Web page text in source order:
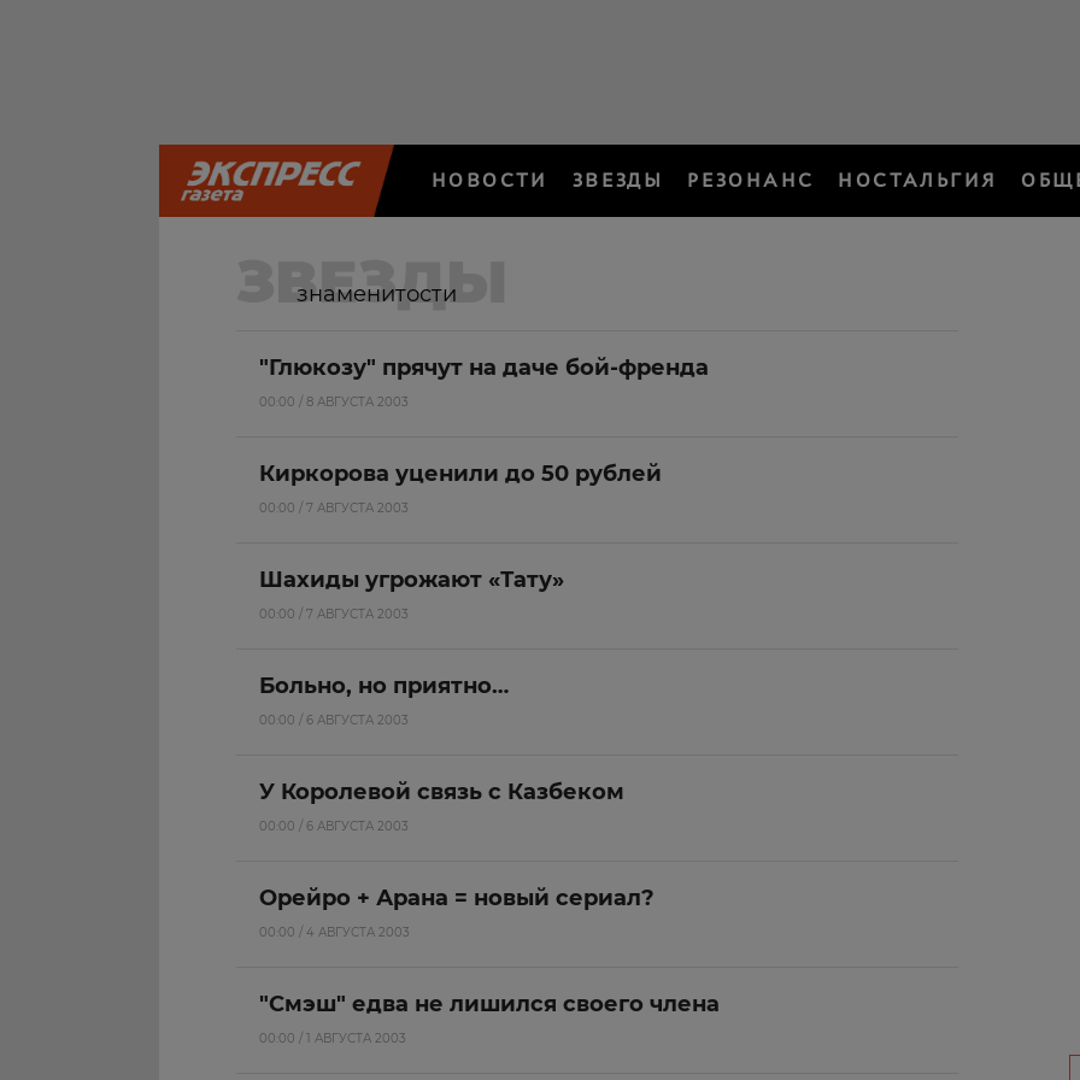
НОВОСТИ ЗВЕЗДЫ РЕЗОНАНС НОСТАЛЬГИЯ
ЗВЕЗДЫ
знаменитости
"Глюкозу" прячут на даче бой-френда
00:00 / 8 АВГУСТА 2003
Киркорова уценили до 50 рублей
00:00 / 7 АВГУСТА 2003
Шахиды угрожают «Тату»
00:00 / 7 АВГУСТА 2003
Больно, но приятно…
00:00 / 6 АВГУСТА 2003
У Королевой связь с Казбеком
00:00 / 6 АВГУСТА 2003
Орейро + Арана = новый сериал?
00:00 / 4 АВГУСТА 2003
"Смэш" едва не лишился своего члена
00:00 / 1 АВГУСТА 2003